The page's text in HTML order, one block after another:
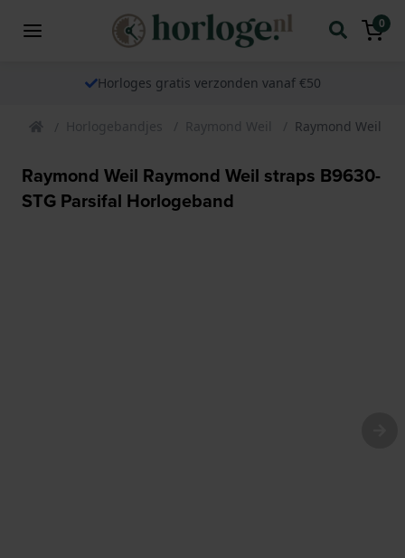
0
Horloges gratis verzonden vanaf €50
Horlogebandjes Raymond Weil Raymond Weil
Raymond Weil Raymond Weil straps B9630-
STG Parsifal Horlogeband